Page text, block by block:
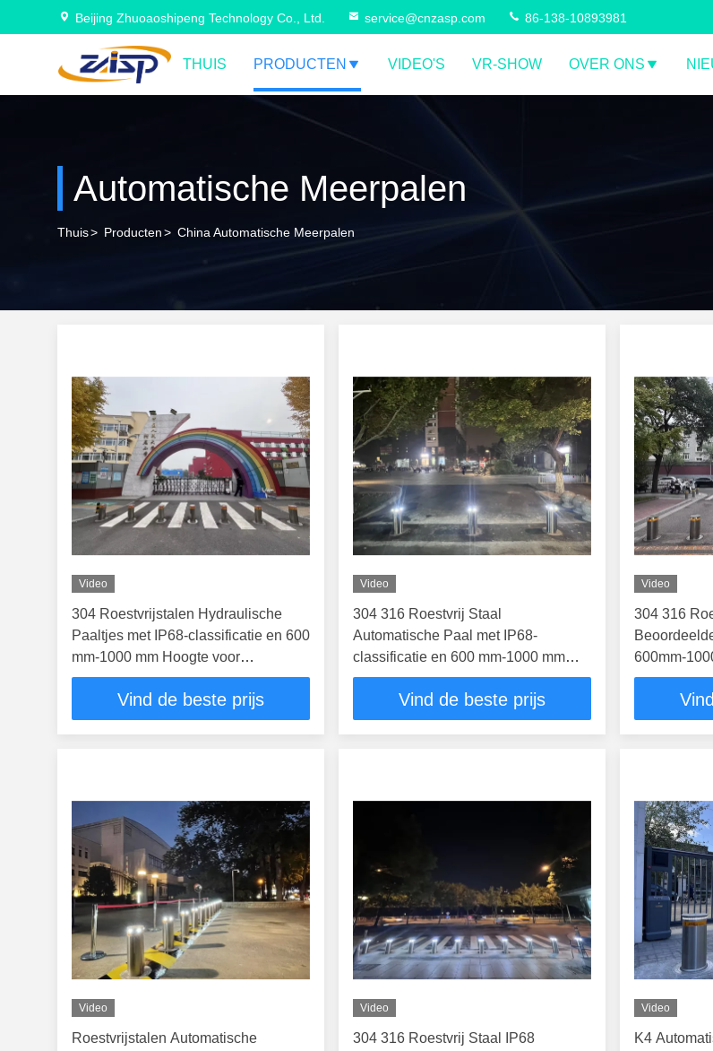
Beijing Zhuoaoshipeng Technology Co., Ltd. service@cnzasp.com 86-138-10893981
THUIS PRODUCTEN VIDEO'S VR-SHOW OVER ONS
Automatische Meerpalen
Thuis> Producten> China Automatische Meerpalen
Video
304 Roestvrijstalen Hydraulische
Paaltjes met IP68-classificatie en 600
mm-1000 mm Hoogte voor
Perimeterbeveiliging
Vind de beste prijs
Video
304 316 Roestvrij Staal
Automatische Paal met IP68-
classificatie en 600 mm-1000 mm
Hoogte voor Verbeterde Beveiliging
Vind de beste prijs
Video
304 316
600mm-
Beveiliging
Video
Roestvrijstalen Automatische
Video
304 316 Roestvrij Staal IP68
Video
K4